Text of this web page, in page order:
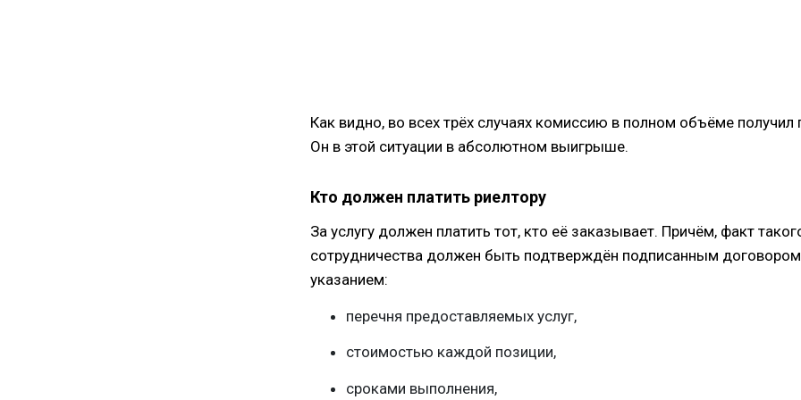
Как видно, во всех трёх случаях комиссию в полном объёме получил
Он в этой ситуации в абсолютном выигрыше.
Кто должен платить риелтору
За услугу должен платить тот, кто её заказывает. Причём, факт
сотрудничества должен быть подтверждён подписанным
указанием:
перечня предоставляемых услуг,
стоимостью каждой позиции,
сроками выполнения,